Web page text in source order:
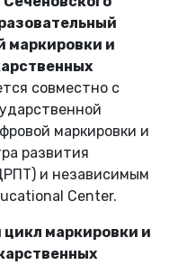
маркировки и
совместно с
маркировки и
развития
и независимым
Center.
маркировки и